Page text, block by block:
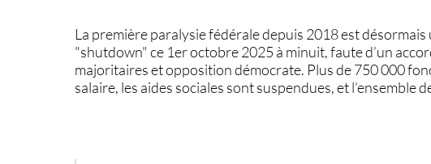
La première paralysie fédérale depuis 2018 est désormais
"shutdown" ce 1er octobre 2025 à minuit, faute d’un
majoritairesetopposition démocrate. Plus de 750 000
salaire, les aides sociales sont suspendues, et l’ensemble